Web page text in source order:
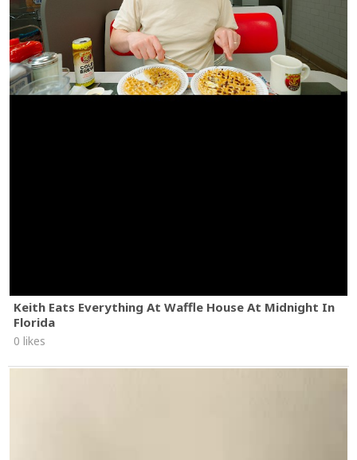
Keith Eats Everything At Waffle House At Midnight In
Florida
0 likes